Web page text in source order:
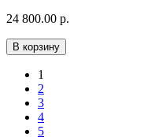
24 800.00 р.
В корзину
1
2
3
4
5